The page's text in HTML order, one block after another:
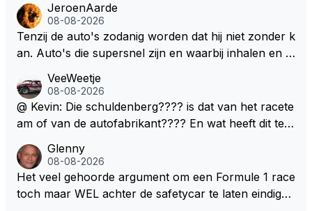
en zullen ben ik bang niet het gewenste effect hebb
en. Mocht het wel zo zijn dan zal het 3 jaar zijn, hoo
guit 5 jaar maar echt niet langer. Vergeet niet, hij hee
em meer plezier gebracht dan de F1 op dit moment.
JeroenAarde
08-08-2026
Tenzij de auto's zodanig worden dat hij niet zonder k
an. Auto's die supersnel zijn en waarbij inhalen en v
ronkende motoren en op de grenzen rijden van de
mogelijkheden. Het ouderwetse racen waarbij de ma
nnen en jongens verdeeld worden. Als deze auto's g
uden dan dat hij op dit moment beweerd. Dan kan hij
zijn talenten en uitzonderlijke klasse laten zien en he
eft daar enorm veel lol aan.
VeeWeetje
08-08-2026
@ Kevin: Die schuldenberg???? is dat van het racete
am of van de autofabrikant???? En wat heeft dit te
ert nu de spindoctor van newey geworden?? Eerlijk
gezegd snap ik de de kop én het artikel niet echt.
Glenny
08-08-2026
Het veel gehoorde argument om een Formule 1 race
toch maar WEL achter de safetycar te laten eindigen